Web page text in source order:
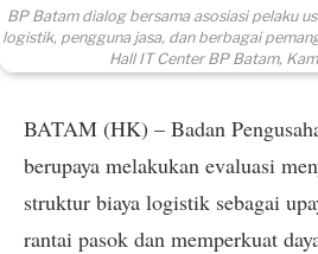
BP Batam dialog bersama asosiasi pelaku
logistik, pengguna jasa, dan berbagai
Hall IT Center BP Batam,
BATAM (HK) – Badan
berupaya melakukan evaluasi
struktur biaya logistik sebagai
rantai pasok dan memperkuat